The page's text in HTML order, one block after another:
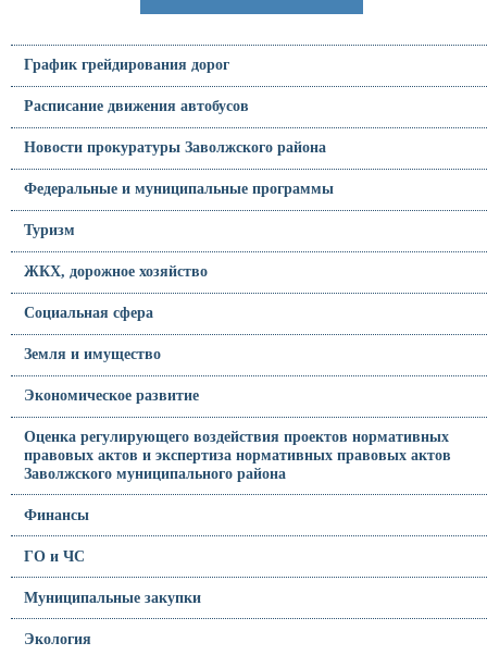
График грейдирования дорог
Расписание движения автобусов
Новости прокуратуры Заволжского района
Федеральные и муниципальные программы
Туризм
ЖКХ, дорожное хозяйство
Социальная сфера
Земля и имущество
Экономическое развитие
Оценка регулирующего воздействия проектов нормативных
правовых актов и экспертиза нормативных правовых актов
Заволжского муниципального района
Финансы
ГО и ЧС
Муниципальные закупки
Экология